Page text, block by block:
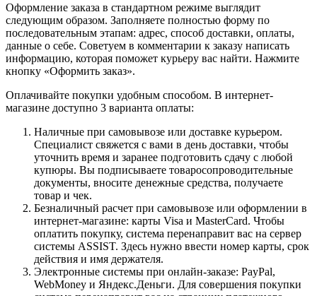
Оформление заказа в стандартном режиме выглядит
следующим образом. Заполняете полностью форму по
последовательным этапам: адрес, способ доставки, оплаты,
данные о себе. Советуем в комментарии к заказу написать
информацию, которая поможет курьеру вас найти. Нажмите
кнопку «Оформить заказ».
Оплачивайте покупки удобным способом. В интернет-
магазине доступно 3 варианта оплаты:
Наличные при самовывозе или доставке курьером.
Специалист свяжется с вами в день доставки, чтобы
уточнить время и заранее подготовить сдачу с любой
купюры. Вы подписываете товаросопроводительные
документы, вносите денежные средства, получаете
товар и чек.
Безналичный расчет при самовывозе или оформлении в
интернет-магазине: карты Visa и MasterCard. Чтобы
оплатить покупку, система перенаправит вас на сервер
системы ASSIST. Здесь нужно ввести номер карты, срок
действия и имя держателя.
Электронные системы при онлайн-заказе: PayPal,
WebMoney и Яндекс.Деньги. Для совершения покупки